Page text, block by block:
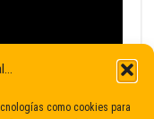
como cookies para